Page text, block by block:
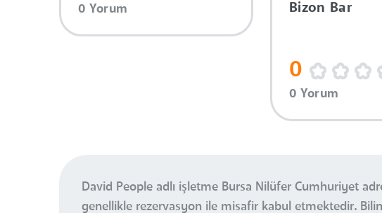
0 Yorum Bizon Bar
0
0 Yorum
David People adlı işletme Bursa Nilüfer Cumhuriyet
genellikle rezervasyon ile misafir kabul etmektedir.